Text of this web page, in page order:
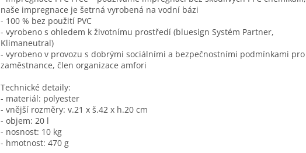
naše impregnace je šetrná vyrobená na vodní bázi
- 100 % bez použití PVC
- vyrobeno s ohledem k životnímu prostředí (bluesign Systém Partner,
Klimaneutral)
- vyrobeno v provozu s dobrými sociálními a bezpečnostními podmínkami pro
zaměstnance, člen organizace amfori
Technické detaily:
- materiál: polyester
- vnější rozměry: v.21 x š.42 x h.20 cm
- objem: 20 l
- nosnost: 10 kg
- hmotnost: 470 g